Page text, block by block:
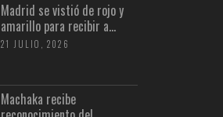
Madrid se vistió de rojo y
amarillo para recibir a...
21 JULIO, 2026
Machaka recibe